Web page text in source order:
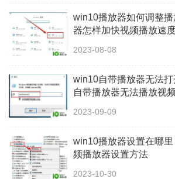
win10播放器如何调整
器怎样加快视频播放速
2023-08-08
win10自带播放器无法
自带播放器无法播放视
2023-09-09
win10播放器设置在哪
频播放器设置方法
2023-10-30